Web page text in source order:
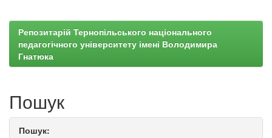
Репозитарій Тернопільського національного
педагогічного університету імені Володимира
Гнатюка
Пошук
Пошук: